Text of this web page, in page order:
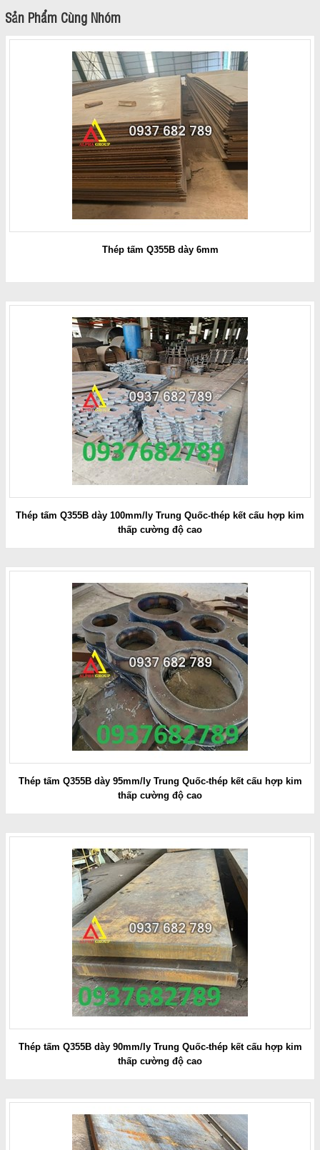
Sản Phẩm Cùng Nhóm
Thép tấm Q355B dày 6mm
Thép tấm Q355B dày 100mm/ly Trung Quốc-thép kết cấu hợp kim
thấp cường độ cao
Thép tấm Q355B dày 95mm/ly Trung Quốc-thép kết cấu hợp kim
thấp cường độ cao
Thép tấm Q355B dày 90mm/ly Trung Quốc-thép kết cấu hợp kim
thấp cường độ cao